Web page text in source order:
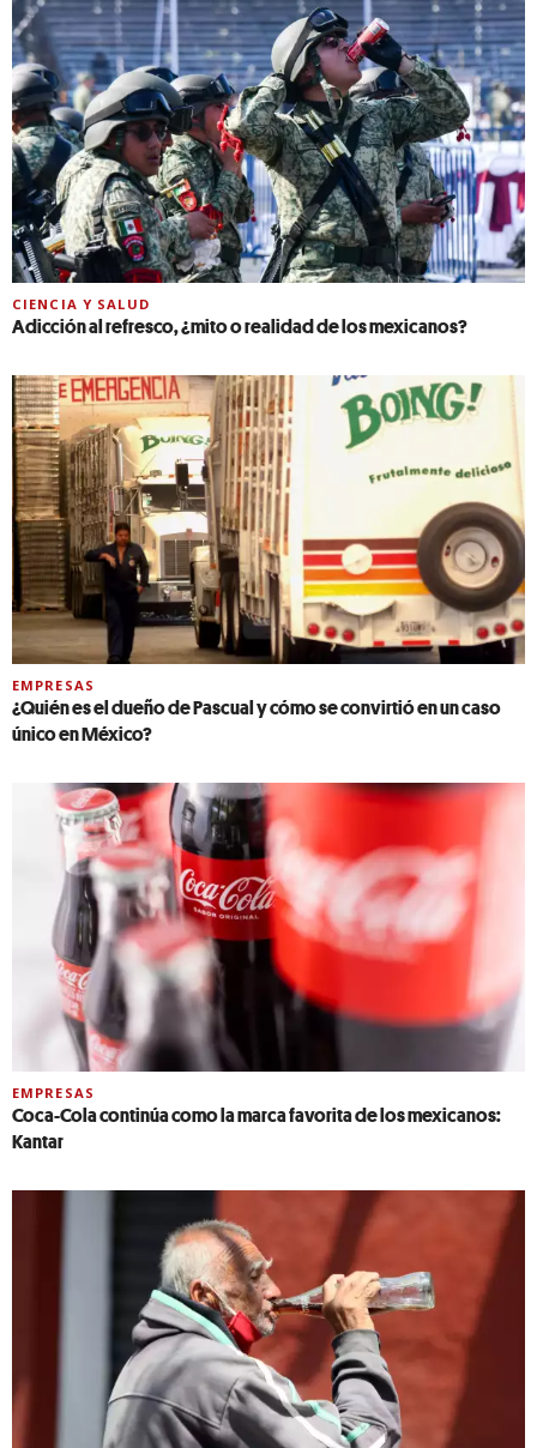
CIENCIA Y SALUD
Adicción al refresco, ¿mito o realidad de los mexicanos?
EMPRESAS
¿Quién es el dueño de Pascual y cómo se convirtió en un caso
único en México?
EMPRESAS
Coca-Cola continúa como la marca favorita de los mexicanos:
Kantar